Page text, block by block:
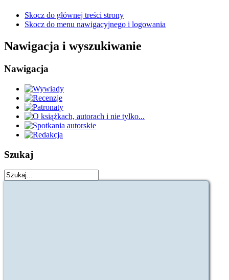
Skocz do głównej treści strony
Skocz do menu nawigacyjnego i logowania
Nawigacja i wyszukiwanie
Nawigacja
Szukaj